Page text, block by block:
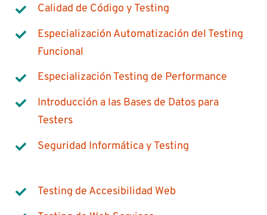
Calidad de Código y Testing
Especialización Automatización del Testing
Funcional
Especialización Testing de Performance
Introducción a las Bases de Datos para
Testers
Seguridad Informática y Testing
Testing de Accesibilidad Web